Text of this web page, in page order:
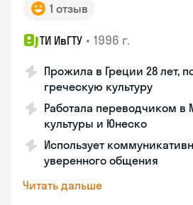
1 отзыв
ТИ ИвГТУ • 1996 г.
Прожила в Греции 28 лет,
греческую культуру
Работала переводчиком в
культуры и Юнеско
Использует
уверенного общения
Читать дальше